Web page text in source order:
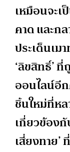
เหมือนจะ
คาด และก
ประเด็นเ
‘ลิขสิทธิ์’
ออนไลน์อี
ชิ้นใหม่ที่ห
เกี่ยวข้อง
เสี่ยงทาย